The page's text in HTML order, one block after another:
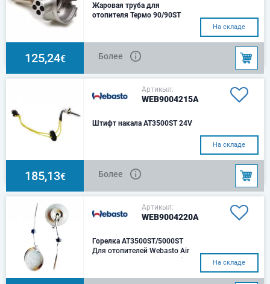
Жаровая труба для
отопителя Термо 90/90ST
На складе
125,24€ Более
Артикыл:
WEB9004215A
Штифт накала AT3500ST 24V
На складе
185,13€ Более
Артикыл:
WEB9004220A
Горелка AT3500ST/5000ST
Для отопителей Webasto Air
Top 3500/5000 ST (дизель)
На складе